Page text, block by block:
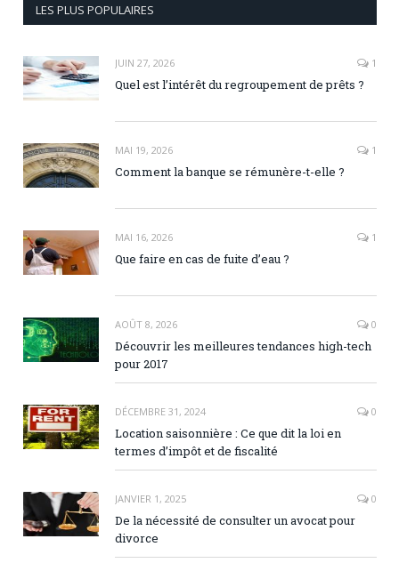
LES PLUS POPULAIRES
JUIN 27, 2026 1
Quel est l’intérêt du regroupement de prêts ?
MAI 19, 2026 1
Comment la banque se rémunère-t-elle ?
MAI 16, 2026 1
Que faire en cas de fuite d’eau ?
AOÛT 8, 2026 0
Découvrir les meilleures tendances high-tech
pour 2017
DÉCEMBRE 31, 2024 0
Location saisonnière : Ce que dit la loi en
termes d’impôt et de fiscalité
JANVIER 1, 2025 0
De la nécessité de consulter un avocat pour
divorce